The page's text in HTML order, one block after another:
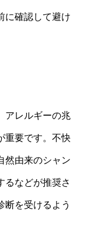
に確認して避け
アレルギーの兆
重要です。不快
然由来のシャン
るなどが推奨さ
断を受けるよう